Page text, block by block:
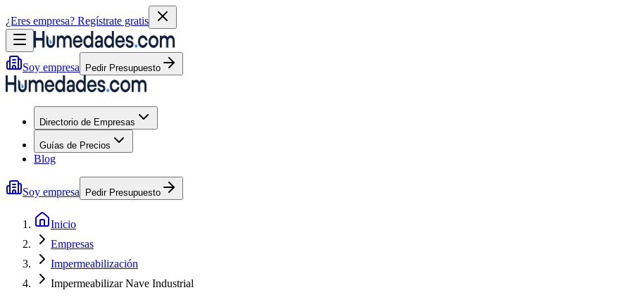
¿Eres empresa? Regístrate gratis
Soy empresa Pedir Presupuesto
Directorio de Empresas
Guías de Precios
Blog
Soy empresa Pedir Presupuesto
Inicio
Empresas
Impermeabilización
Impermeabilizar Nave Industrial